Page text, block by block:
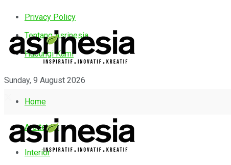
Privacy Policy
Tentang Asrinesia
Hubungi Kami
Sunday, 9 August 2026
Home
Arsitektur
Interior